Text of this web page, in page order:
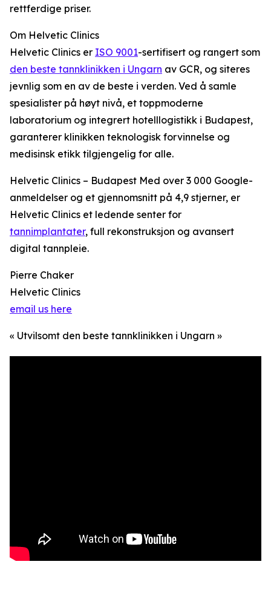
rettferdige priser.
Om Helvetic Clinics
Helvetic Clinics er ISO 9001-sertifisert og rangert som
den beste tannklinikken i Ungarn av GCR, og siteres
jevnlig som en av de beste i verden. Ved å samle
spesialister på høyt nivå, et toppmoderne
laboratorium og integrert hotelllogistikk i Budapest,
garanterer klinikken teknologisk forvinnelse og
medisinsk etikk tilgjengelig for alle.
Helvetic Clinics – Budapest Med over 3 000 Google-
anmeldelser og et gjennomsnitt på 4,9 stjerner, er
Helvetic Clinics et ledende senter for
tannimplantater, full rekonstruksjon og avansert
digital tannpleie.
Pierre Chaker
Helvetic Clinics
email us here
« Utvilsomt den beste tannklinikken i Ungarn »